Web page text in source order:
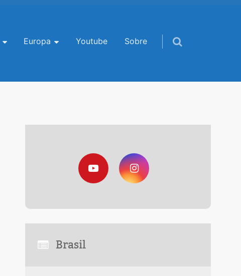
Europa Youtube Sobre
Brasil